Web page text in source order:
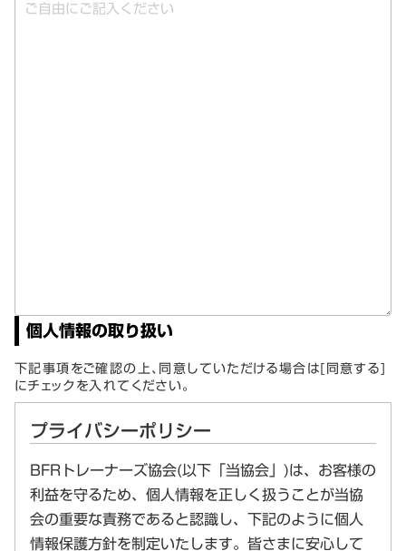
個人情報の取り扱い
下記事項をご確認の上、同意していただける場合は[同意する]
にチェックを入れてください。